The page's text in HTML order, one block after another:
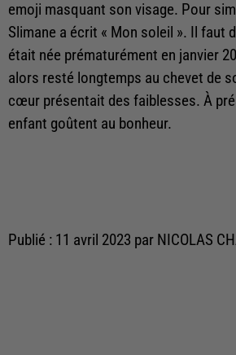
emoji masquant son visage. Pour
Slimane a écrit « Mon soleil ». Il faut
était née prématurément en janvier
alors resté longtemps au chevet de
cœur présentait des faiblesses. À
enfant goûtent au bonheur.
Publié : 11 avril 2023 par NICOLAS